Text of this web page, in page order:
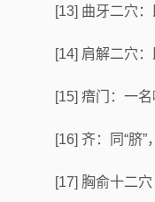
[13] 曲牙二穴：
[14] 肩解二穴：
[15] 瘖门：一名
[16] 齐：同“脐”
[17] 胸俞十二